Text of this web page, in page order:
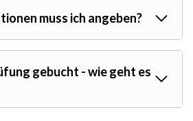
muss ich angeben?
gebucht - wie geht es